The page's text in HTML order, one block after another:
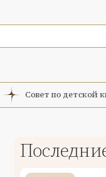
Совет по детской